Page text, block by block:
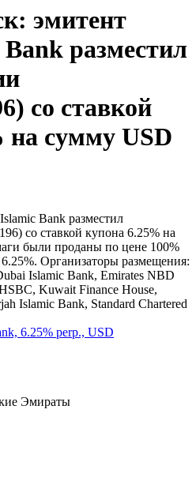
данным
эмитент
разместил
со ставкой
Bank разместил
cо ставкой купона 6.25% на
были проданы по цене 100%
Организаторы размещения:
Islamic Bank, Emirates NBD
Islamic Bank, Standard Chartered
6.25% perp., USD
Эмираты